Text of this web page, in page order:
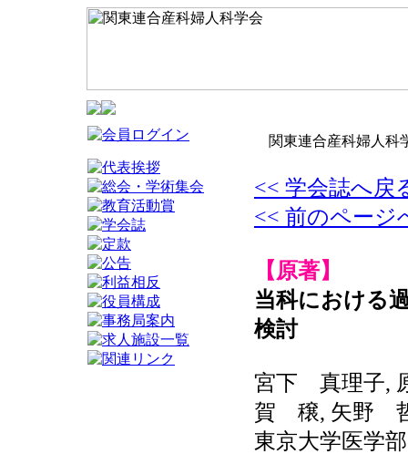
関東連合産科婦人科
<< 学会誌へ戻
<< 前のページ
【原著】
当科における
検討
宮下 真理子,
賀 穣, 矢野
東京大学医学